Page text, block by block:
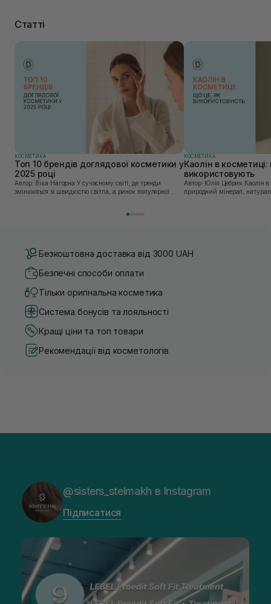
Статті
КОСМЕТИКА
Топ 10 брендів доглядової косметики у
2025 році
Автор: Віка Нагорна У сучасному світі, де тренди
змінюються зі швидкістю світла, а ринок популярної
КОСМЕТИКА
Каолін в
використовують
Автор: Юлія Цебрик Каолін в косметології – це
природний мінерал,
Безкоштовна доставка від 3000 UAH
Безпечні способи оплати
Тільки оригінальна косметика
Система бонусів та лояльності
Кращі ціни та топ товари
Рекомендації від косметологів
@sisters_stelmakh в Instagram
Підписатися